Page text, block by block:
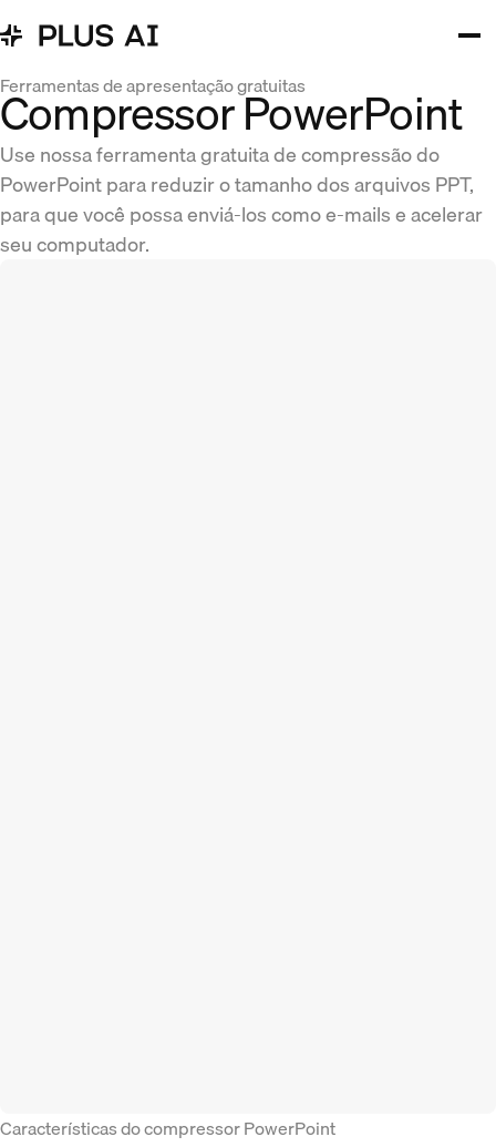
Ferramentas de apresentação gratuitas
Compressor PowerPoint
Use nossa ferramenta gratuita de compressão do
PowerPoint para reduzir o tamanho dos arquivos PPT,
para que você possa enviá-los como e-mails e acelerar
seu computador.
Características do compressor PowerPoint